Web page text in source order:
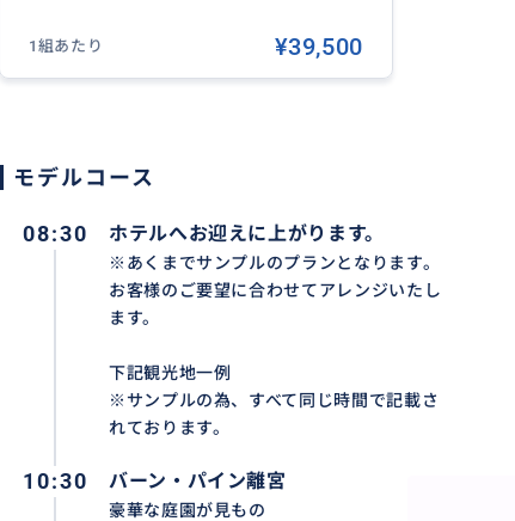
1組あたり ¥39,500
モデルコース
08:30 ホテルへお迎えに上がります。
※あくまでサンプルのプランとなります。
お客様のご要望に合わせてアレンジいたし
ます。
下記観光地一例
※サンプルの為、すべて同じ時間で記載さ
れております。
10:30 バーン・パイン離宮
豪華な庭園が見もの